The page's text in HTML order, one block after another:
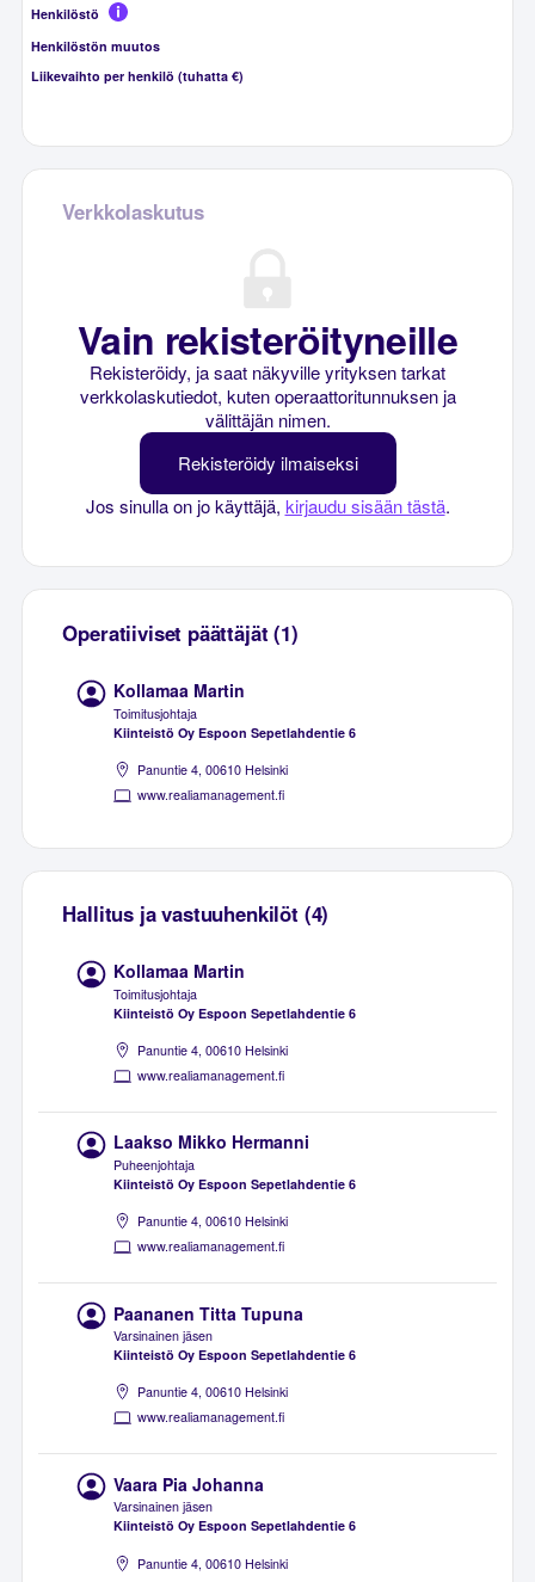
Henkilöstö
Henkilöstön muutos
Liikevaihto per henkilö (tuhatta €)
Verkkolaskutus
Vain rekisteröityneille
Rekisteröidy, ja saat näkyville yrityksen tarkat
verkkolaskutiedot, kuten operaattoritunnuksen ja
välittäjän nimen.
Rekisteröidy ilmaiseksi
Jos sinulla on jo käyttäjä, kirjaudu sisään tästä.
Operatiiviset päättäjät (1)
Kollamaa Martin
Toimitusjohtaja
Kiinteistö Oy Espoon Sepetlahdentie 6
Panuntie 4, 00610 Helsinki
www.realiamanagement.fi
Hallitus ja vastuuhenkilöt (4)
Kollamaa Martin
Toimitusjohtaja
Kiinteistö Oy Espoon Sepetlahdentie 6
Panuntie 4, 00610 Helsinki
www.realiamanagement.fi
Laakso Mikko Hermanni
Puheenjohtaja
Kiinteistö Oy Espoon Sepetlahdentie 6
Panuntie 4, 00610 Helsinki
www.realiamanagement.fi
Paananen Titta Tupuna
Varsinainen jäsen
Kiinteistö Oy Espoon Sepetlahdentie 6
Panuntie 4, 00610 Helsinki
www.realiamanagement.fi
Vaara Pia Johanna
Varsinainen jäsen
Kiinteistö Oy Espoon Sepetlahdentie 6
Panuntie 4, 00610 Helsinki